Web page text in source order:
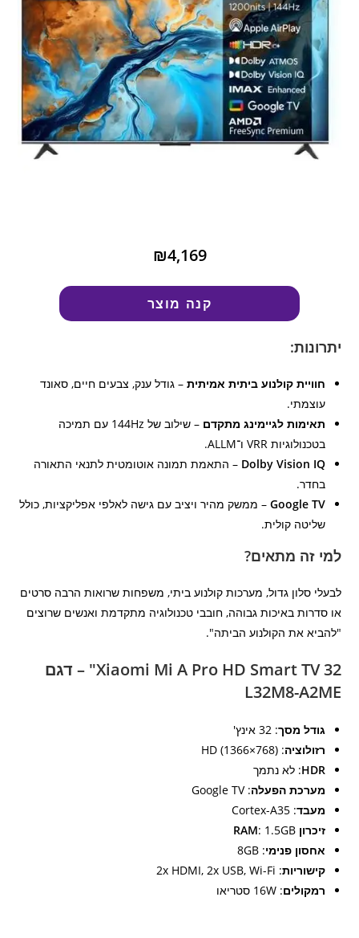
₪4,169
קנה מוצר
יתרונות:
חוויית קולנוע ביתית אמיתית – גודל ענק, צבעים חיים, סאונד
עוצמתי.
תאימות לגיימינג מתקדם
– שילוב של 144Hz עם תמיכה
בטכנולוגיות VRR ו־ALLM.
Dolby Vision IQ – התאמת תמונה אוטומטית לתנאי התאורה
בחדר.
Google TV – ממשק מהיר ויציב עם גישה לאלפי אפליקציות, כולל
שליטה קולית.
למי זה מתאים?
לבעלי סלון גדול, מערכות קולנוע ביתי, משפחות שרואות הרבה סרטים
או סדרות באיכות גבוהה, חובבי טכנולוגיה מתקדמת ואנשים שרוצים
"להביא את הקולנוע הביתה".
Xiaomi Mi A Pro HD Smart TV 32" – דגם
L32M8-A2ME
גודל מסך: 32 אינץ'
רזולוציה: HD (1366×768)
HDR: לא נתמך
מערכת הפעלה: Google TV
מעבד: Cortex-A35
זיכרון RAM: 1.5GB
אחסון פנימי: 8GB
קישוריות: 2x HDMI, 2x USB, Wi-Fi
רמקולים: 16W סטריאו